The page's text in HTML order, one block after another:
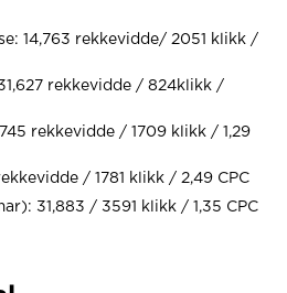
14,763 rekkevidde/ 2051 klikk /
rekkevidde / 824klikk /
rekkevidde / 1709 klikk / 1,29
/ 1781 klikk / 2,49 CPC
31,883 / 3591 klikk / 1,35 CPC